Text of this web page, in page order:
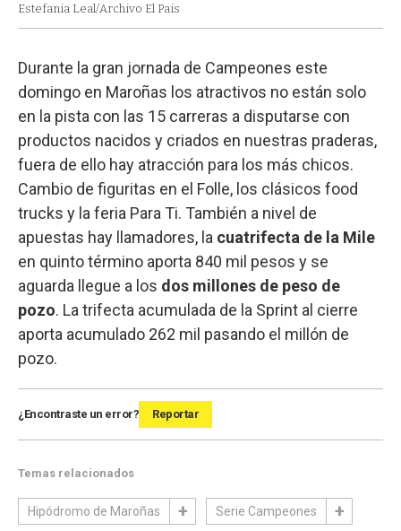
Estefania Leal/Archivo El Pais
Durante la gran jornada de Campeones este
domingo en Maroñas los atractivos no están solo
en la pista con las 15 carreras a disputarse con
productos nacidos y criados en nuestras praderas,
fuera de ello hay atracción para los más chicos.
Cambio de figuritas en el Folle, los clásicos food
trucks y la feria Para Ti. También a nivel de
apuestas hay llamadores, la cuatrifecta de la Mile
en quinto término aporta 840 mil pesos y se
aguarda llegue a los dos millones de peso de
pozo. La trifecta acumulada de la Sprint al cierre
aporta acumulado 262 mil pasando el millón de
pozo.
¿Encontraste un error? Reportar
Temas relacionados
Hipódromo de Maroñas Serie Campeones